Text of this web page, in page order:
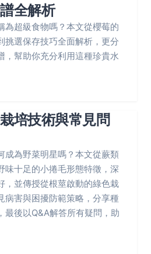
全解析
為超級食物嗎？本文從櫻莓的
挑選保存技巧全面解析，更分
，幫助你充分利用這種珍貴水
培技術與常見問
成為野菜明星嗎？本文從蕨類
味十足的小捲毛形態特徵，深
，並傳授從根莖啟動的綠色栽
病害與困擾防範策略，分享種
最後以Q&A解答所有疑問，助